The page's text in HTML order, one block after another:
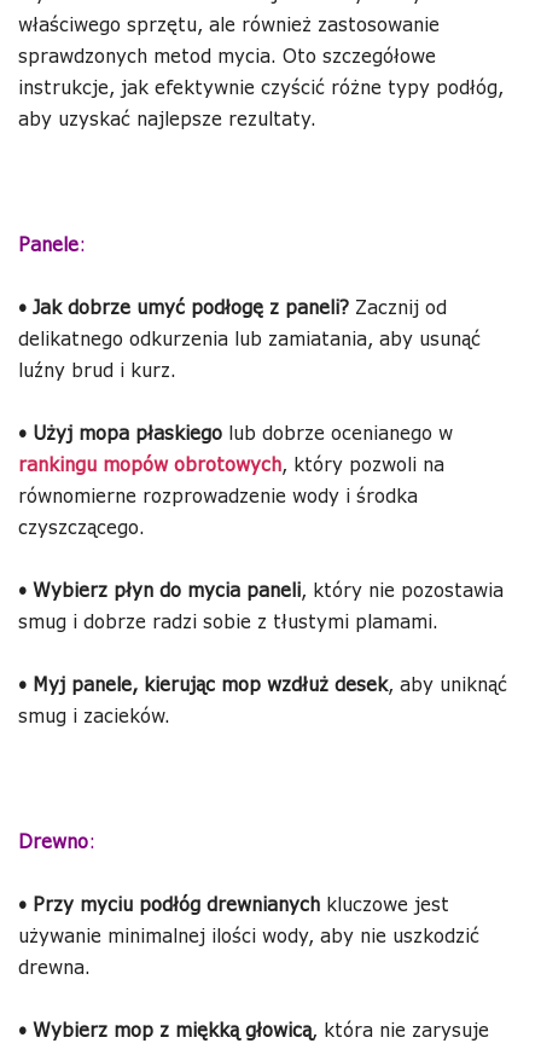
właściwego sprzętu, ale również zastosowanie
sprawdzonych metod mycia. Oto szczegółowe
instrukcje, jak efektywnie czyścić różne typy podłóg,
aby uzyskać najlepsze rezultaty.
Panele:
• Jak dobrze umyć podłogę z paneli? Zacznij od
delikatnego odkurzenia lub zamiatania, aby usunąć
luźny brud i kurz.
• Użyj mopa płaskiego lub dobrze ocenianego w
rankingu mopów obrotowych, który pozwoli na
równomierne rozprowadzenie wody i środka
czyszczącego.
• Wybierz płyn do mycia paneli, który nie pozostawia
smug i dobrze radzi sobie z tłustymi plamami.
• Myj panele, kierując mop wzdłuż desek, aby uniknąć
smug i zacieków.
Drewno:
• Przy myciu podłóg drewnianych kluczowe jest
używanie minimalnej ilości wody, aby nie uszkodzić
drewna.
• Wybierz mop z miękką głowicą, która nie zarysuje